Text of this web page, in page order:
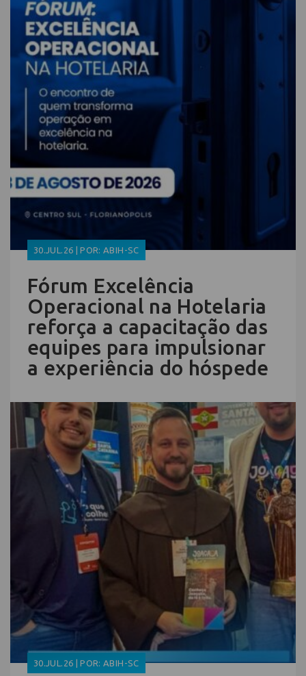
30.JUL.26 | POR: ABIH-SC
Fórum Excelência
Operacional na Hotelaria
reforça a capacitação das
equipes para impulsionar
a experiência do hóspede
30.JUL.26 | POR: ABIH-SC